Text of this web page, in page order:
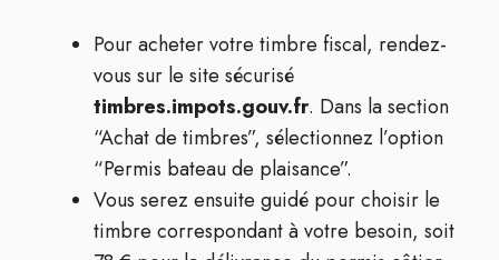
Pour acheter votre timbre fiscal, rendez-
vous sur le site sécurisé
timbres.impots.gouv.fr. Dans la section
“Achat de timbres”, sélectionnez l’option
“Permis bateau de plaisance”.
Vous serez ensuite guidé pour choisir le
timbre correspondant à votre besoin, soit